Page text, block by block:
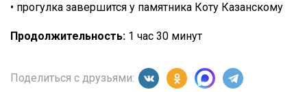
• прогулка завершится у памятника Коту Казанскому
Продолжительность: 1 час 30 минут
Поделиться с друзьями: